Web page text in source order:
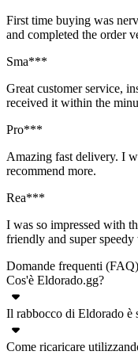
First time buying was
and completed the order
Sma***
Great customer service,
received it within the
Pro***
Amazing fast delivery. I
recommend more.
Rea***
I was so impressed with
friendly and super
Domande frequenti (FAQ)
Cos'è Eldorado.gg?
Eldorado.gg è un
prodotti per videogiochi:
Il rabbocco di Eldorado è
Come ricaricare